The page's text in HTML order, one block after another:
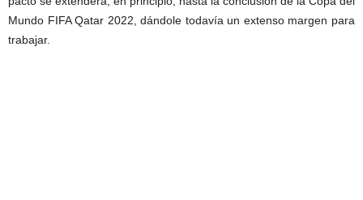
Mundo FIFA Qatar 2022, dándole todavía un extenso margen para
trabajar.